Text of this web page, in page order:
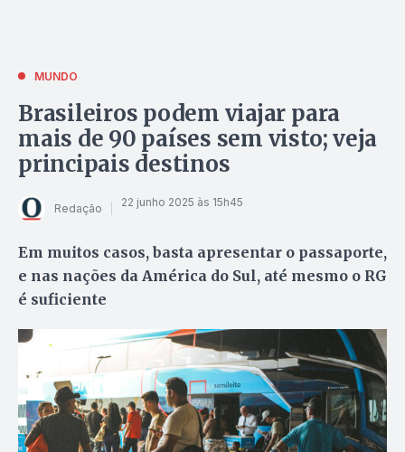
MUNDO
Brasileiros podem viajar para
mais de 90 países sem visto; veja
principais destinos
Redação 22 junho 2025 às 15h45
Em muitos casos, basta apresentar o passaporte,
e nas nações da América do Sul, até mesmo o RG
é suficiente